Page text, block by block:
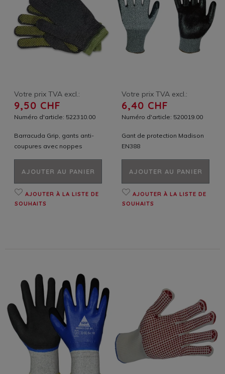
Votre prix TVA excl.:
9,50 CHF
Numéro d'article: 522310.00
Barracuda Grip, gants anti-
coupures avec noppes
AJOUTER AU PANIER
AJOUTER À LA LISTE DE
SOUHAITS
Votre prix TVA excl.:
6,40 CHF
Numéro d'article: 520019.00
Gant de protection Madison
EN388
AJOUTER AU PANIER
AJOUTER À LA LISTE DE
SOUHAITS